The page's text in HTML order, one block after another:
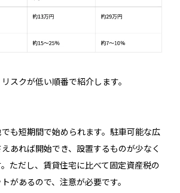
スクが低い順番で紹介します。
も短期間で始められます。駐車可能な広
あれば開始でき、設置するものが少なく
ただし、賃貸住宅に比べて固定資産税の
があるので、注意が必要です。